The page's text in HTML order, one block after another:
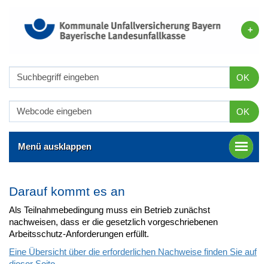
OK
OK
Menü ausklappen
Darauf kommt es an
Als Teilnahmebedingung muss ein Betrieb zunächst
nachweisen, dass er die gesetzlich vorgeschriebenen
Arbeitsschutz-Anforderungen erfüllt.
Eine Übersicht über die erforderlichen Nachweise finden Sie auf